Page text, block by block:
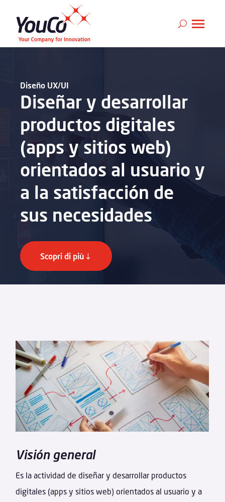
Diseñar y desarrollar
productos digitales
(apps y sitios web)
orientados al usuario y
a la satisfacción de
sus necesidades
Diseño UX/UI
Scopri di più
Visión general
Es la actividad de diseñar y desarrollar productos
digitales (apps y sitios web) orientados al usuario y a